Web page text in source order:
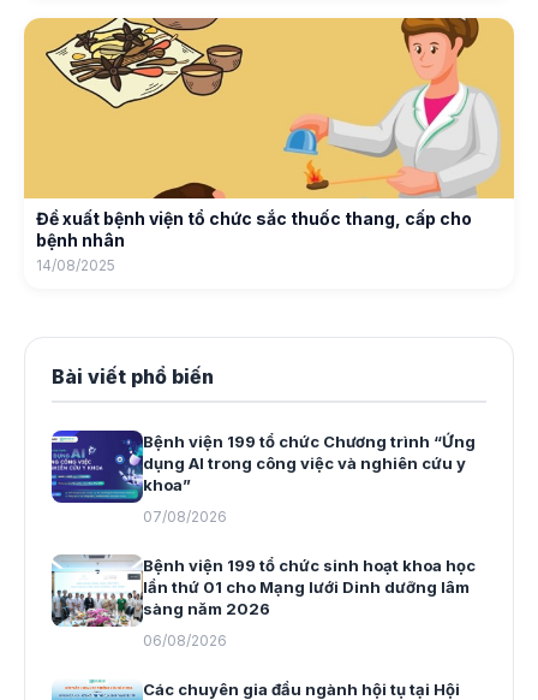
Đề xuất bệnh viện tổ chức sắc thuốc thang, cấp cho
bệnh nhân
14/08/2025
Bài viết phổ biến
Bệnh viện 199 tổ chức Chương trình “Ứng
dụng AI trong công việc và nghiên cứu y
khoa”
07/08/2026
Bệnh viện 199 tổ chức sinh hoạt khoa học
lần thứ 01 cho Mạng lưới Dinh dưỡng lâm
sàng năm 2026
06/08/2026
Các chuyên gia đầu ngành hội tụ tại Hội